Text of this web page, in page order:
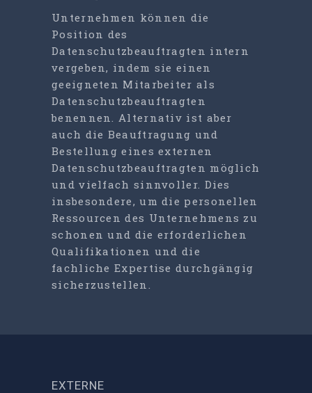
Unternehmen können die
Position des
Datenschutzbeauftragten intern
vergeben, indem sie einen
geeigneten Mitarbeiter als
Datenschutzbeauftragten
benennen. Alternativ ist aber
auch die Beauftragung und
Bestellung eines externen
Datenschutzbeauftragten möglich
und vielfach sinnvoller. Dies
insbesondere, um die personellen
Ressourcen des Unternehmens zu
schonen und die erforderlichen
Qualifikationen und die
fachliche Expertise durchgängig
sicherzustellen.
EXTERNE